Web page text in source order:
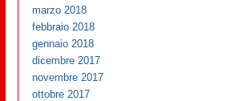
marzo 2018
febbraio 2018
gennaio 2018
dicembre 2017
novembre 2017
ottobre 2017